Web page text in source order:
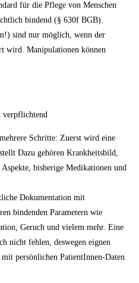
für die Pflege von Menschen
bindend (§ 630f BGB).
sind nur möglich, wenn der
wird. Manipulationen können
verpflichtend
Schritte: Zuerst wird eine
Dazu gehören Krankheitsbild,
bisherige Medikationen und
Dokumentation mit
bindenden Parametern wie
Geruch und vielem mehr. Eine
nicht fehlen, deswegen eignen
persönlichen PatientInnen-Daten